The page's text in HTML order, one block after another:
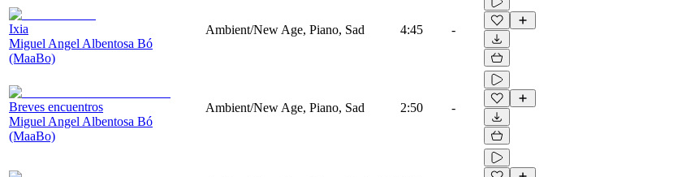
Ixia
Miguel Angel Albentosa Bó
(MaaBo)
Ambient/New Age, Piano, Sad 4:45 -
Breves encuentros
Miguel Angel Albentosa Bó
(MaaBo)
Ambient/New Age, Piano, Sad 2:50 -